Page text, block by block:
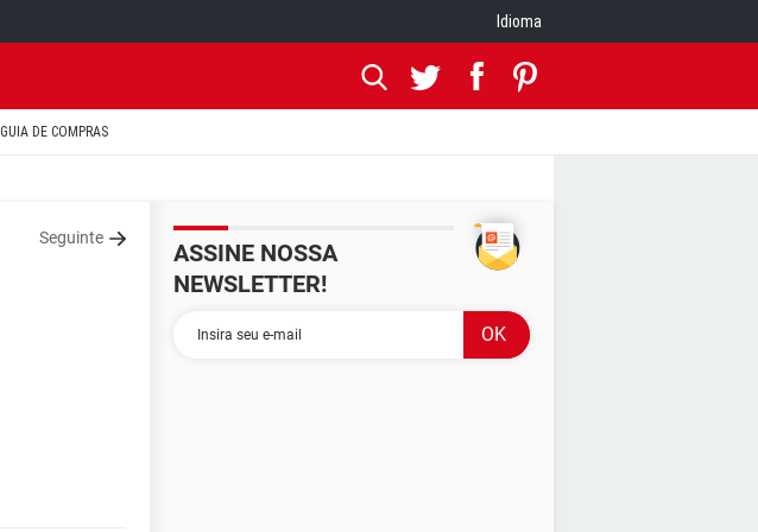
Idioma
GUIA DE COMPRAS
Seguinte
ASSINE NOSSA
NEWSLETTER!